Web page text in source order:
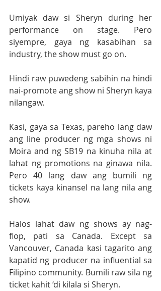
Umiyak daw si Sheryn during her
performance on stage. Pero
siyempre, gaya ng kasabihan sa
industry, the show must go on.
Hindi raw puwedeng sabihin na hindi
nai-promote ang show ni Sheryn kaya
nilangaw.
Kasi, gaya sa Texas, pareho lang daw
ang line producer ng mga shows ni
Moira and ng SB19 na kinuha nila at
lahat ng promotions na ginawa nila.
Pero 40 lang daw ang bumili ng
tickets kaya kinansel na lang nila ang
show.
Halos lahat daw ng shows ay nag-
flop, pati sa Canada. Except sa
Vancouver, Canada kasi tagarito ang
kapatid ng producer na influential sa
Filipino community. Bumili raw sila ng
ticket kahit ‘di kilala si Sheryn.